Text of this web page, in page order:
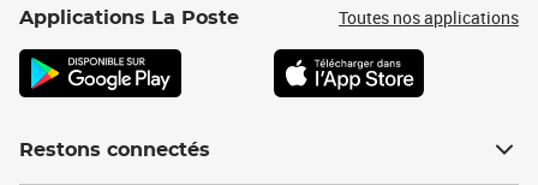
Applications La Poste Toutes nos applications
Restons connectés